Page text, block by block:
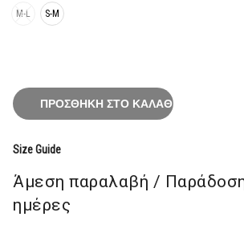
M-L S-M
ΠΡΟΣΘΉΚΗ ΣΤΟ ΚΑΛΆΘΙ
Size Guide
Άμεση παραλαβή /
ημέρες